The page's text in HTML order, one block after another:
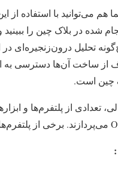
هم می‌توانید با استفاده از
شده در بلاک چین را
تحلیل درون‌زنجیره‌ای در
از ساخت آن‌ها دسترسی به
چین است.
تعدادی از پلتفرم‌ها و
: